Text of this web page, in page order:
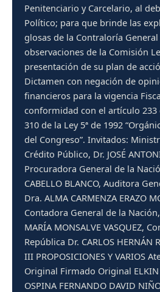
Penitenciario y Carcelario, al
Político; para que brinde las
glosas de la Contraloría
observaciones de la Comisión
presentación de su plan de
Dictamen con negación de
financieros para la vigencia
conformidad con el artículo 233
310 de la Ley 5ª de 1992
del Congreso”. Invitados:
Crédito Público, Dr. JOSÉ
Procuradora General de la
CABELLO BLANCO, Auditora
Dra. ALMA CARMENZA ERAZO
Contadora General de la
MARÍA MONSALVE VASQUEZ,
República Dr. CARLOS HERNÁN
III PROPOSICIONES Y VARIOS
Original Firmado Original ELKIN
OSPINA FERNANDO DAVID